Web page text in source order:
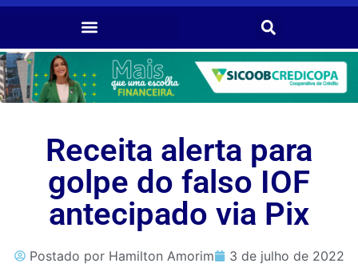
Receita alerta para
golpe do falso IOF
antecipado via Pix
Postado por Hamilton Amorim 3 de julho de 2022